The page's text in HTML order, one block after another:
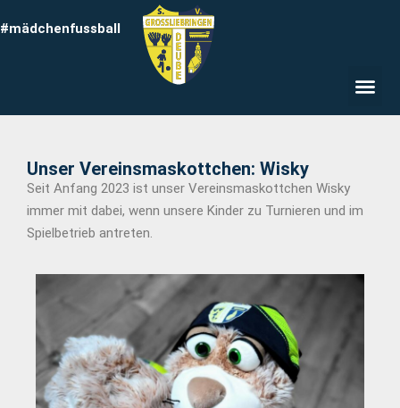
#mädchenfussball
Unser Vereinsmaskottchen: Wisky
Seit Anfang 2023 ist unser Vereinsmaskottchen Wisky
immer mit dabei, wenn unsere Kinder zu Turnieren und im
Spielbetrieb antreten.